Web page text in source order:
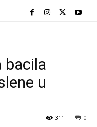
bacila
u
0
311